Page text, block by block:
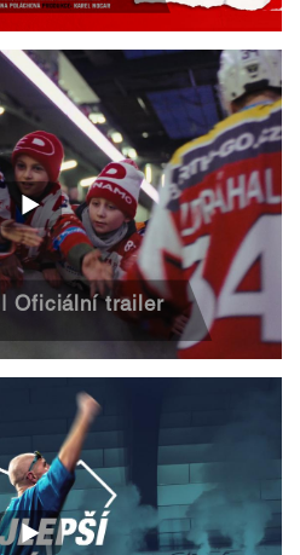
Oficiální trailer